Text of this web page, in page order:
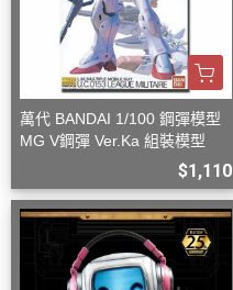
萬代 BANDAI 1/100 鋼彈模型
MG V鋼彈 Ver.Ka 組裝模型
$1,110